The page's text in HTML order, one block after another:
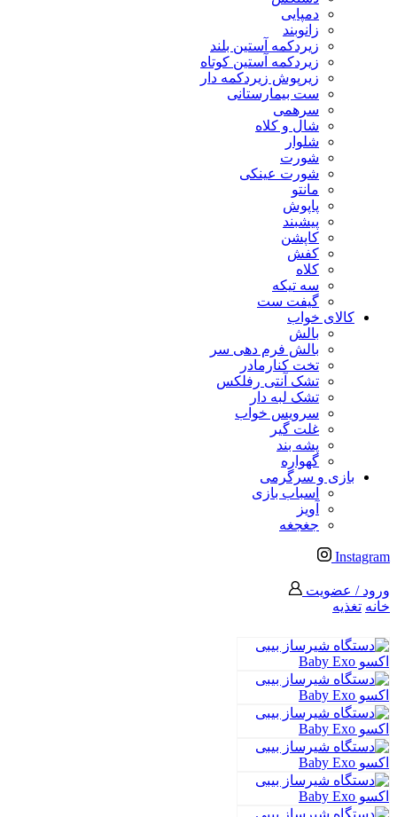
دمپایی
زانوبند
زیردکمه آستین بلند
زیردکمه آستین کوتاه
زیرپوش زیردکمه دار
ست بیمارستانی
سرهمی
شال و کلاه
شلوار
شورت
شورت عینکی
مانتو
پاپوش
پیشبند
کاپشن
کفش
کلاه
سه تیکه
گیفت ست
کالای خواب
بالش
بالش فرم دهی سر
تخت کنارمادر
تشک آنتی رفلکس
تشک لبه دار
سرویس خواب
غلت گیر
پشه بند
گهواره
بازی و سرگرمی
اسباب بازی
آویز
جغجغه
Instagram
ورود / عضویت
خانه تغذیه